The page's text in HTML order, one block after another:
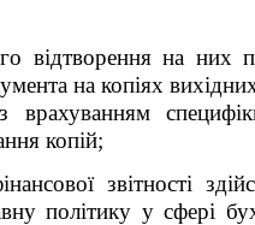
відтворення на них
на копіях
копій;
звітності
політику у сфері